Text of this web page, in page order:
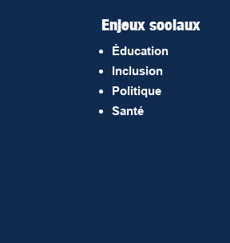
Enjeux sociaux
Éducation
Inclusion
Politique
Santé